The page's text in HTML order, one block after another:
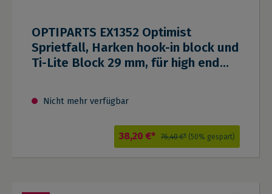
OPTIPARTS EX1352 Optimist
Sprietfall, Harken hook-in block und
Ti-Lite Block 29 mm, für high end
Nicht mehr verfügbar
38,20 €* 76,40 €* (50% gespart)